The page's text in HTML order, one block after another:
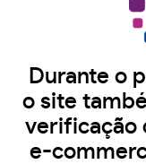
Durante o
o site
verificação
e-